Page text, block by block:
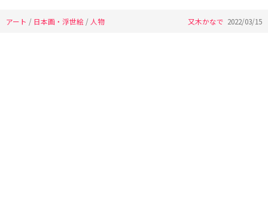
アート / 日本画・浮世絵 / 人物 又木かなで 2022/03/15